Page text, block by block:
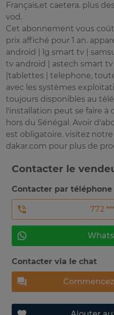
Français,et caetera. plus
vod.
Cet abonnement vous
prix affiché pour 1 an.
android | lg smart tv |
tv android | astech smart
|tablettes | telephone,
avec les systèmes
toujours disponibles au
l'installation peut se faire à
hors du Sénégal. Avoir
est obligatoire. visitez
dakar.com pour plus de
Contacter le
Contacter par téléphone
772
Contacter via le chat